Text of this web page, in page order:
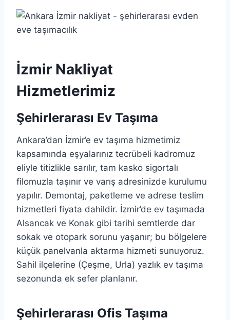
İzmir Nakliyat
Hizmetlerimiz
Şehirlerarası Ev Taşıma
Ankara’dan İzmir’e ev taşıma hizmetimiz
kapsamında eşyalarınız tecrübeli kadromuz
eliyle titizlikle sarılır, tam kasko sigortalı
filomuzla taşınır ve varış adresinizde kurulumu
yapılır. Demontaj, paketleme ve adrese teslim
hizmetleri fiyata dahildir. İzmir’de ev taşımada
Alsancak ve Konak gibi tarihi semtlerde dar
sokak ve otopark sorunu yaşanır; bu bölgelere
küçük panelvanla aktarma hizmeti sunuyoruz.
Sahil ilçelerine (Çeşme, Urla) yazlık ev taşıma
sezonunda ek sefer planlanır.
Şehirlerarası Ofis Taşıma